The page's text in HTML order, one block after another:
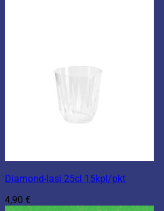
Diamond-lasi 25cl 15kpl/pkt
4,90 €